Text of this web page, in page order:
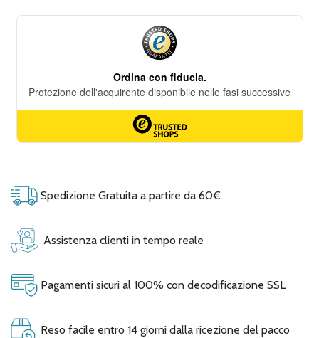
Spedizione Gratuita a partire da 60€
Assistenza clienti in tempo reale
Pagamenti sicuri al 100% con decodificazione SSL
Reso facile entro 14 giorni dalla ricezione del pacco